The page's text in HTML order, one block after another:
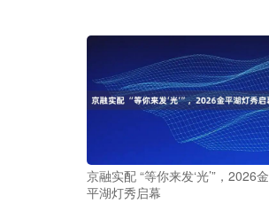
京融实配 “等你来发‘光’”，2026金
平湖灯秀启幕